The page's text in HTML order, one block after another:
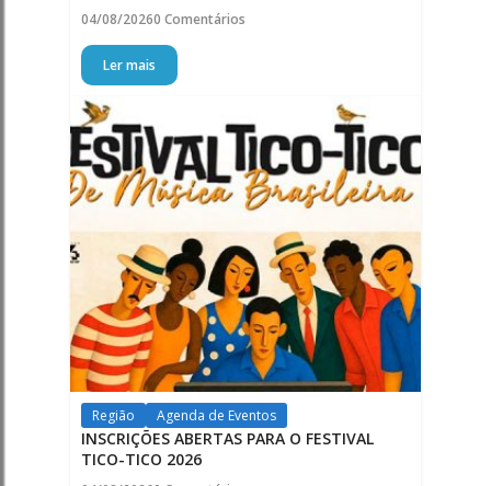
04/08/20260 Comentários
Ler mais
Região Agenda de Eventos
INSCRIÇÕES ABERTAS PARA O FESTIVAL
TICO-TICO 2026